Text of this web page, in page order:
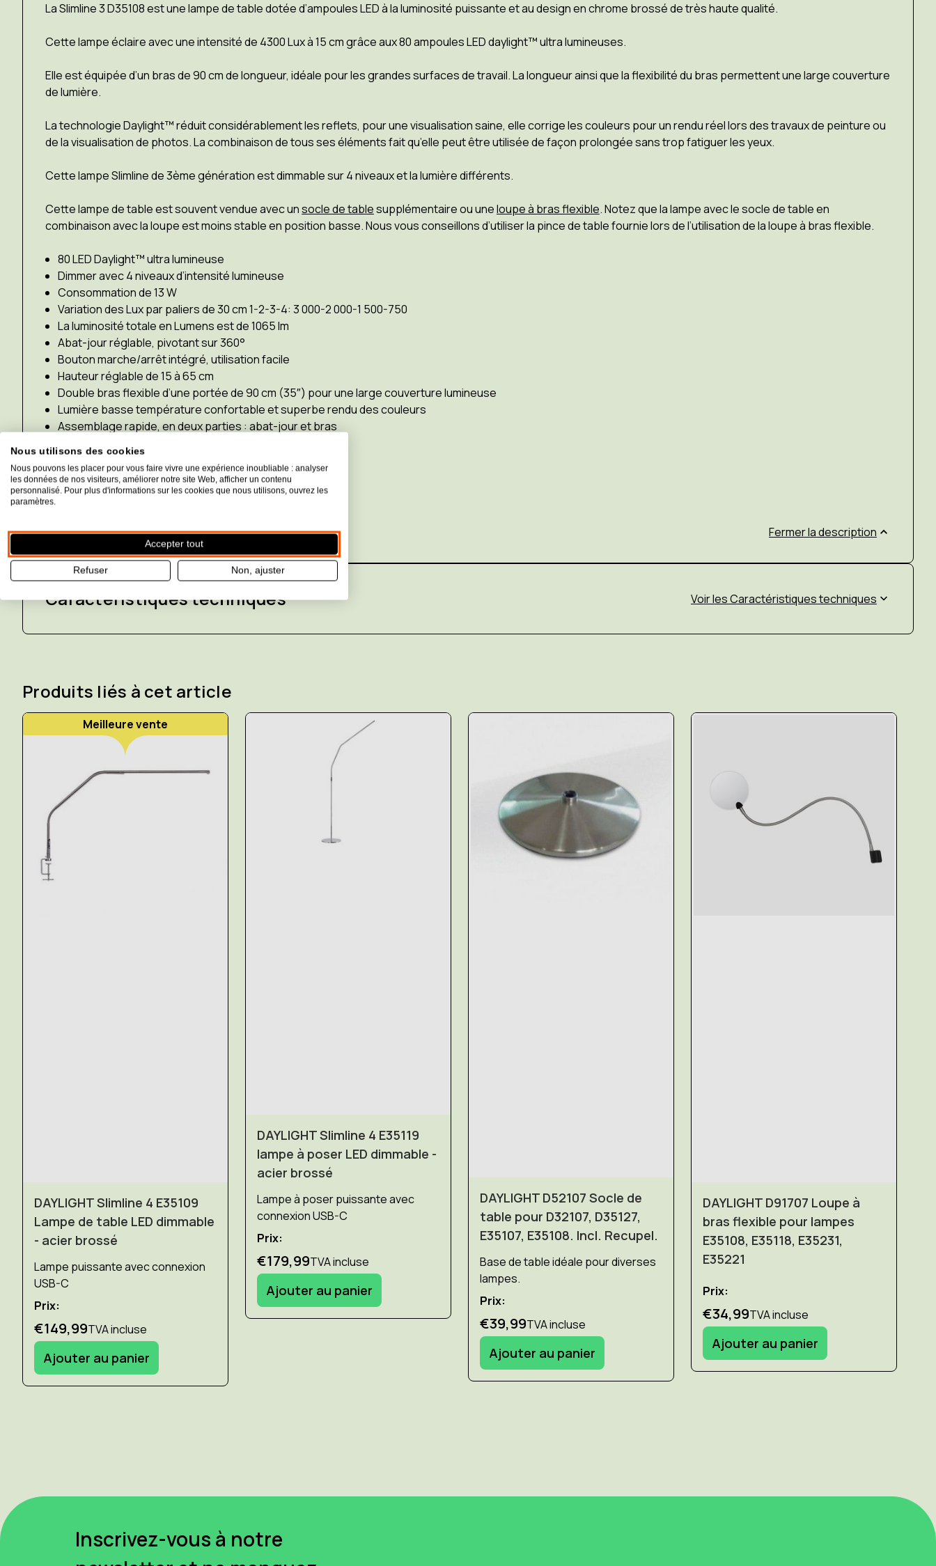
La Slimline 3 D35108 est une lampe de table dotée d’ampoules LED à la luminosité puissante et au design en chrome brossé de très haute qualité.
Cette lampe éclaire avec une intensité de 4300 Lux à 15 cm grâce aux 80 ampoules LED daylight™ ultra lumineuses.
Elle est équipée d’un bras de 90 cm de longueur, idéale pour les grandes surfaces de travail. La longueur ainsi que la flexibilité du bras permettent une large couverture
de lumière.
La technologie Daylight™ réduit considérablement les reflets, pour une visualisation saine, elle corrige les couleurs pour un rendu réel lors des travaux de peinture ou
de la visualisation de photos. La combinaison de tous ses éléments fait qu’elle peut être utilisée de façon prolongée sans trop fatiguer les yeux.
Cette lampe Slimline de 3ème génération est dimmable sur 4 niveaux et la lumière différents.
Cette lampe de table est souvent vendue avec unsocle de tablesupplémentaire ou uneloupe à bras flexible. Notez que la lampe avec le socle de table en
combinaison avec la loupe est moins stable en position basse. Nous vous conseillons d’utiliser la pince de table fournie lors de l’utilisation de la loupe à bras flexible.
80 LED Daylight™ ultra lumineuse
Dimmer avec 4 niveaux d’intensité lumineuse
Consommation de 13 W
Variation des Lux par paliers de 30 cm 1-2-3-4: 3 000-2 000-1 500-750
La luminosité totale en Lumens est de 1065 lm
Abat-jour réglable, pivotant sur 360°
Bouton marche/arrêt intégré, utilisation facile
Hauteur réglable de 15 à 65 cm
Double bras flexible d’une portée de 90 cm (35″) pour une large couverture lumineuse
Lumière basse température confortable et superbe rendu des couleurs
Assemblage rapide, en deux parties : abat-jour et bras
Socle de tableSlimline disponible séparément (D52107)
température de couleur: 6000°Kelvin
Lumens: 1065 lm
Fermer la description
Caractéristiques techniques Caractéristiques techniques
Produits liés à cet article
Meilleure vente
DAYLIGHT Slimline 4 E35109
Lampe de table LED dimmable
- acier brossé
Lampe puissante avec connexion
USB-C
Prix:
€149,99TVA incluse
Ajouter au panier
DAYLIGHT Slimline 4 E35119
lampe à poser LED dimmable -
acier brossé
Lampe à poser puissante avec
connexion USB-C
Prix:
€179,99TVA incluse
Ajouter au panier
DAYLIGHT D52107 Socle de
table pour D32107, D35127,
E35107, E35108. Incl. Recupel.
Base de table idéale pour diverses
lampes.
Prix:
€39,99TVA incluse
Ajouter au panier
DAYLIGHT D91707 Loupe à
bras flexible pour lampes
E35108, E35118, E35231,
E35221
Prix:
€34,99TVA incluse
Ajouter au panier
Inscrivez-vous à notre
Nous utilisons des cookies
Nous pouvons les placer pour vous faire vivre une expérience inoubliable : analyser
les données de nos visiteurs, améliorer notre site Web, afficher un contenu
personnalisé. Pour plus d'informations sur les cookies que nous utilisons, ouvrez les
paramètres.
Accepter tout
Refuser Non, ajuster